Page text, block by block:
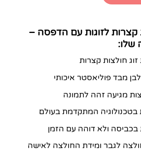
לזוגות עם הדפסה –
שלו:
חולצות קצרות
מבד פוליאסטר איכותי
מגיעה זהה לתמונה
המתקדמת בעולם
ולא דוהה עם הזמן
לגבר ומידת החולצה לאישה